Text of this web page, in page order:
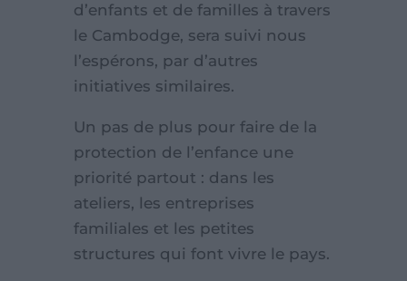
d’enfants et de familles à travers
le Cambodge, sera suivi nous
l’espérons, par d’autres
initiatives similaires.
Un pas de plus pour faire de la
protection de l’enfance une
priorité partout : dans les
ateliers, les entreprises
familiales et les petites
structures qui font vivre le pays.